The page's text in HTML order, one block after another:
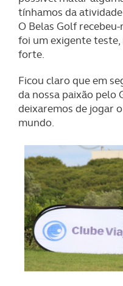
tínhamos da
O Belas Golf
foi um exigente
forte.
Ficou claro que em
da nossa paixão pelo
deixaremos de jogar
mundo.